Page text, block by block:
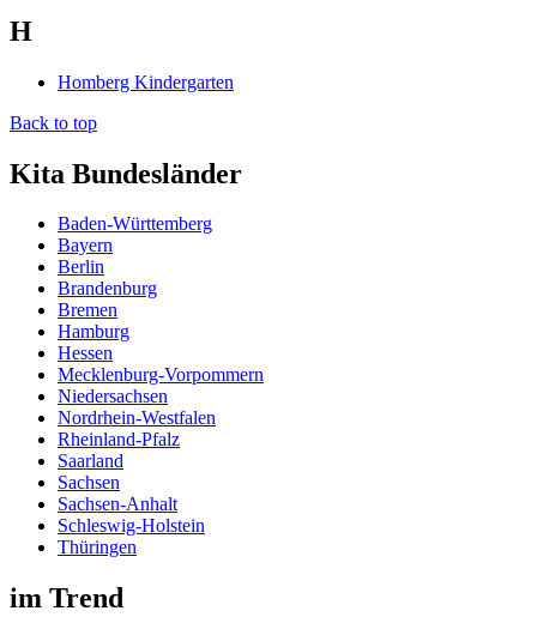
H
Homberg Kindergarten
Back to top
Kita Bundesländer
Baden-Württemberg
Bayern
Berlin
Brandenburg
Bremen
Hamburg
Hessen
Mecklenburg-Vorpommern
Niedersachsen
Nordrhein-Westfalen
Rheinland-Pfalz
Saarland
Sachsen
Sachsen-Anhalt
Schleswig-Holstein
Thüringen
im Trend